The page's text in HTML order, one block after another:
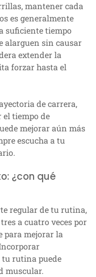
mantener cada
es generalmente
suficiente tiempo
alarguen sin causar
extender la
forzar hasta el
de carrera,
tiempo de
mejorar aún más
escucha a tu
¿con qué
regular de tu rutina,
a cuatro veces por
para mejorar la
rutina puede
muscular.